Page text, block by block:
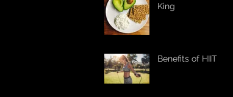
King
Benefits of HIIT